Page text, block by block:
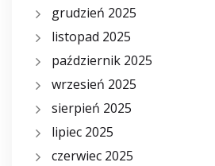
grudzień 2025
listopad 2025
październik 2025
wrzesień 2025
sierpień 2025
lipiec 2025
czerwiec 2025